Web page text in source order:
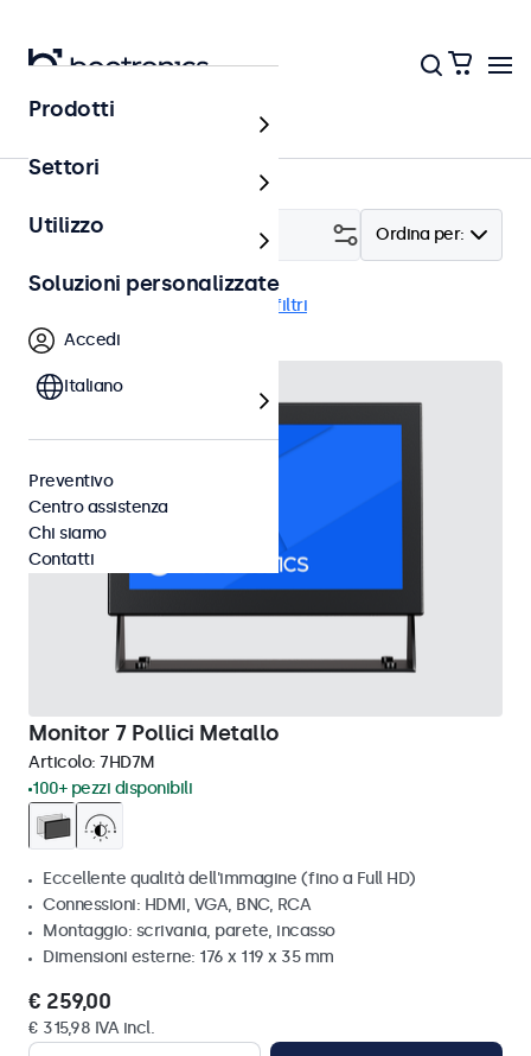
Home
Ordina per:
Filtro (2)
Cancella i filtri
Monitor 7 Pollici Metallo
Articolo: 7HD7M
100+ pezzi disponibili
Eccellente qualità dell'immagine (fino a Full HD)
Connessioni: HDMI, VGA, BNC, RCA
Montaggio: scrivania, parete, incasso
Dimensioni esterne: 176 x 119 x 35 mm
€ 259,00
€ 315,98 IVA incl.
Prodotti
Settori
Utilizzo
Soluzioni personalizzate
Accedi
Italiano
Preventivo
Centro assistenza
Chi siamo
Contatti